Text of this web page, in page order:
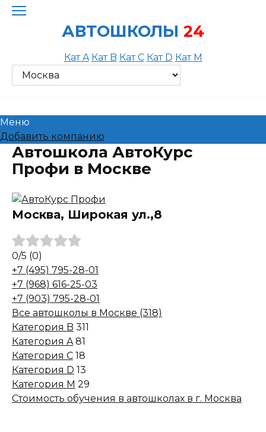
Skip
АВТОШКОЛЫ 24
Кат A Кат B Кат C Кат D Кат M
Меню
Добавить компанию
Автошкола АвтоКурс
Профи в Москве
Москва, Широкая ул.,8
0/5 (0)
+7 (495) 795-28-01
+7 (968) 616-25-03
+7 (903) 795-28-01
Все автошколы в Москве (318)
Категория B 311
Категория A 81
Категория C 18
Категория D 13
Категория M 29
Стоимость обучения в автошколах в г. Москва